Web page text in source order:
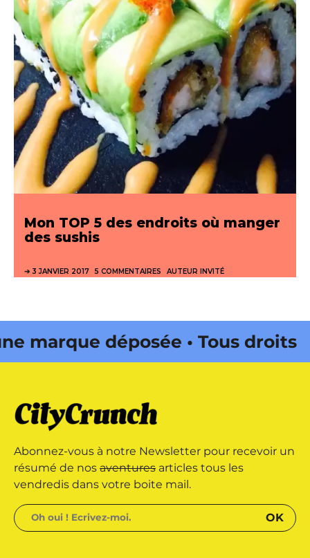
Mon TOP 5 des endroits où manger
des sushis
3 JANVIER 2017 5 COMMENTAIRES AUTEUR INVITÉ
déposée • Tous droits
déposée • Tous droits
édité par Buena Onda Web •
Abonnez-vous à notre Newsletter pour recevoir un
résumé de nos aventures articles tous les
vendredis dans votre boite mail.